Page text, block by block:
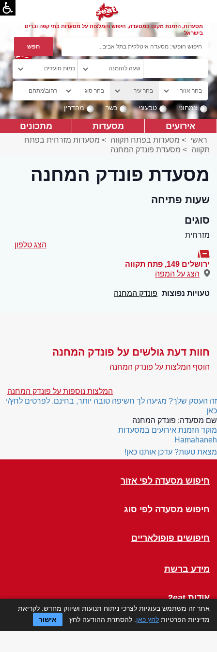
מסעדות, הזמנת מקום במסעדה, חיפוש והמלצות על מסעדות בתי קפה וברים
בישראל
צמחוני טבעוני כשר מהדרין
אירועים מסעדות מתכונים
ראשי > מסעדות בפתח תקווה > מסעדות מזרחית בפתח
תקווה > מסעדת פונדק המחנה
מסעדת פונדק המחנה
שעות פתיחה
סוגים
מזרחית
הצג טלפון
ירושלים 149 , פתח תקווה
הצג על המפה
טעויות נפוצות פונדק המחנה
חוות דעת גולשים על פונדק המחנה
הוסף המלצות על פונדק המחנה
המלצות נוספות על פונדק המחנה
זה העסק שלך? מגיעה לך חשיפה טובה יותר, בחינם. לפרטים לחץ/י
כאן
שם מסעדה: פונדק המחנה
מוקד הזמנת אירועים במסעדות
Hamahaneh
מצאת טעות? עדכן אותנו כאן!
חיפוש מסעדה לפי אזור
חיפוש מסעדה לפי סוג
חיפושים פופולאריים
מידע ברשת
אודות 2eat
Click a Table
אתר זה משתמש בעוגיות לצרכי ניתוח תנועות ושיווק מחדש. לקריאת
מדיניות הפרטיות לחץ כאן . להסתרת ההודעה לחץ אישור